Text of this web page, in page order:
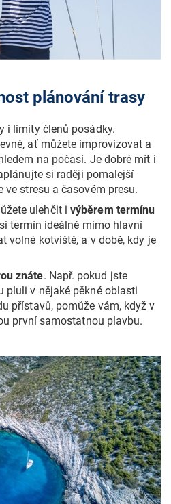
plánování trasy
i limity členů posádky.
ať můžete improvizovat a
na počasí. Je dobré mít i
si raději pomalejší
stresu a časovém presu.
ulehčit ivýběrem termínu
termín ideálně mimo hlavní
volné kotviště, a v době, kdy je
znáte. Např. pokud jste
pluli v nějaké pěkné oblasti
přístavů, pomůže vám, když v
první samostatnou plavbu.